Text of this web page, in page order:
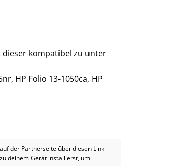
dieser kompatibel zu unter
HP Folio 13-1050ca, HP
der Partnerseite über diesen Link
deinem Gerät installierst, um